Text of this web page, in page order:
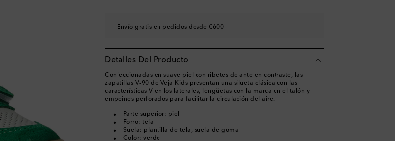
EU 35 Pocas unidades
EU 37 Añadir a la wishlist
EU 38 Añadir a la wishlist
Envío gratis en pedidos desde €600
Detalles Del Producto
Confeccionadas en suave piel con ribetes de ante en contraste, las
zapatillas V-90 de Veja Kids presentan una silueta clásica con las
características V en los laterales, lengüetas con la marca en el talón y
empeines perforados para facilitar la circulación del aire.
Parte superior: piel
Forro: tela
Suela: plantilla de tela, suela de goma
Color: verde